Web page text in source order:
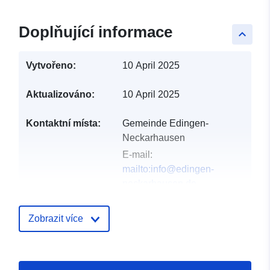
keyboard_arrow_up
Doplňující informace
Vytvořeno: 10 April 2025
Aktualizováno: 10 April 2025
Kontaktní místa:
Gemeinde Edingen-
Neckarhausen
E-mail:
mailto:info@edingen-
http://www.edingen-
Zobrazit více